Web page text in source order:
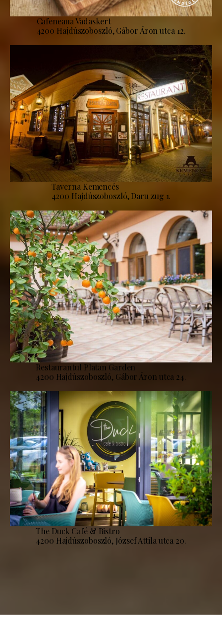
Cafeneaua Vadaskert
4200 Hajdúszoboszló, Gábor Áron utca 12.
Taverna Kemencés
4200 Hajdúszoboszló, Daru zug 1.
Restaurantul Platan Garden
4200 Hajdúszoboszló, Gábor Áron utca 24.
The Duck Café & Bistro
4200 Hajdúszoboszló, József Attila utca 20.